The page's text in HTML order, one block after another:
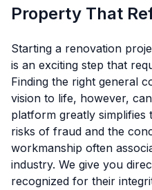
Property That
Starting a renovation
is an exciting step that
Finding the right general
vision to life, however,
platform greatly simplifies
risks of fraud and the
workmanship often
industry. We give you
recognized for their